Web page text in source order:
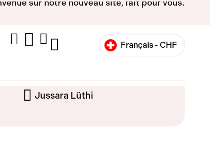
sur notre nouveau site, fait pour vous.
Français - CHF
Jussara Lüthi